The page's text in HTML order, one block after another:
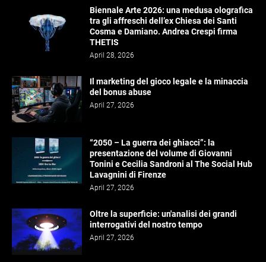
Biennale Arte 2026: una medusa olografica
tra gli affreschi dell’ex Chiesa dei Santi
Cosma e Damiano. Andrea Crespi firma
THETIS
April 28, 2026
Il marketing del gioco legale e la minaccia
del bonus abuse
April 27, 2026
“2050 – La guerra dei ghiacci”: la
presentazione del volume di Giovanni
Tonini e Cecilia Sandroni al The Social Hub
Lavagnini di Firenze
April 27, 2026
Oltre la superficie: un'analisi dei grandi
interrogativi del nostro tempo
April 27, 2026